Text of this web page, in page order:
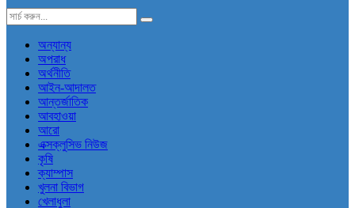
অন্যান্য
অপরাধ
অর্থনীতি
আইন-আদালত
আন্তর্জাতিক
আবহাওয়া
আরো
এক্সক্লুসিভ নিউজ
কৃষি
ক্যাম্পাস
খুলনা বিভাগ
খেলাধুলা